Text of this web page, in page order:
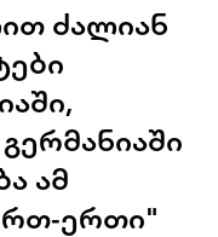
ძალიან
ამ
ერთი"